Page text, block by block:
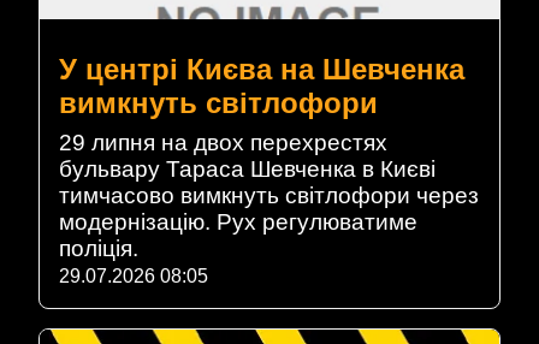
У центрі Києва на Шевченка
вимкнуть світлофори
29 липня на двох перехрестях
бульвару Тараса Шевченка в Києві
тимчасово вимкнуть світлофори через
модернізацію. Рух регулюватиме
поліція.
29.07.2026 08:05